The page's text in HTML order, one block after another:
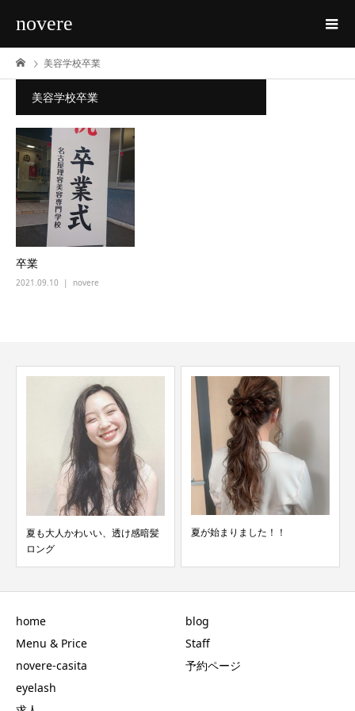
novere
美容学校卒業
美容学校卒業
卒業
2021.09.10 novere
夏も大人かわいい、透け感暗髪
ロング
夏が始まりました！！
home
Menu & Price
novere-casita
eyelash
blog
Staff
予約ページ